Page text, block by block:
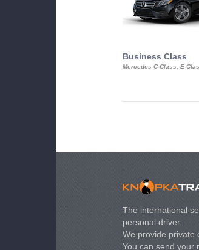
Business Class
Mercedes C-Class, E-
The international
personal driver.
We provide private
You can send your